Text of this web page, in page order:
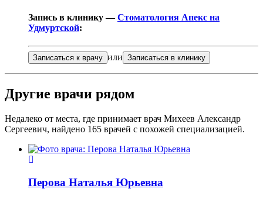
Запись в клинику —Стоматология Апекс на
Удмуртской:
Записаться к врачу или Записаться в клинику
Другие врачи рядом
Недалеко от места, где принимает врач Михеев Александр
Сергеевич, найдено 165 врачей с похожей специализацией.
Перова Наталья Юрьевна